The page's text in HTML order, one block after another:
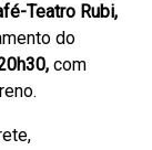
Teatro Rubi,
do
com